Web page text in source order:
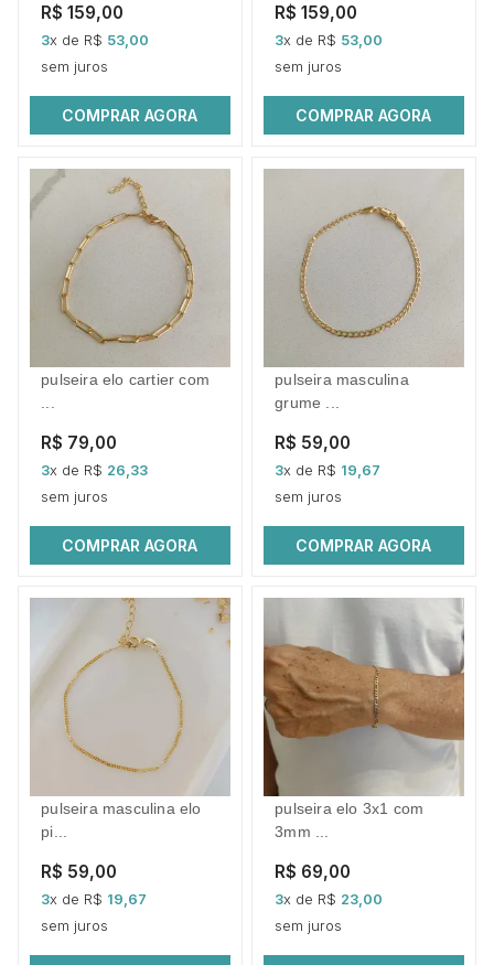
R$ 159,00
3x de R$ 53,00
sem juros
COMPRAR AGORA
R$ 159,00
3x de R$ 53,00
sem juros
COMPRAR AGORA
pulseira elo cartier com
R$ 79,00
3x de R$ 26,33
sem juros
COMPRAR AGORA
pulseira masculina
grume ...
R$ 59,00
3x de R$ 19,67
sem juros
COMPRAR AGORA
pulseira masculina elo
pi...
R$ 59,00
3x de R$ 19,67
sem juros
pulseira elo 3x1 com
3mm ...
R$ 69,00
3x de R$ 23,00
sem juros